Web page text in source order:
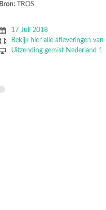
Bron: TROS
17 Juli 2018
Bekijk hier alle afleveringen
Uitzending gemist Nederland 1